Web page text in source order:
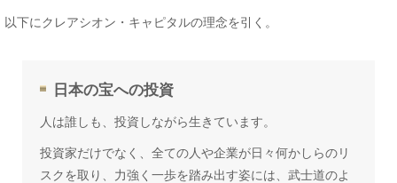
以下にクレアシオン・キャピタルの理念を引く。
日本の宝への投資
人は誰しも、投資しながら生きています。
投資家だけでなく、全ての人や企業が日々何かしらのリ
スクを取り、力強く一歩を踏み出す姿には、武士道のよ